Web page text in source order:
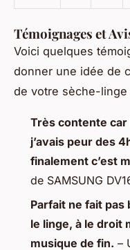
Témoignages et
Voici quelques
donner une idée de
de votre sèche-linge
Très contente car
j’avais peur des
finalement c’est
de SAMSUNG
Parfait ne fait pas
le linge, à le droit
musique de fin. –